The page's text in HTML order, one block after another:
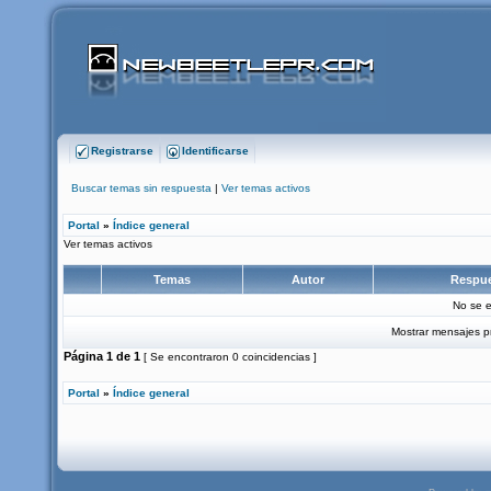
Registrarse Identificarse
Buscar temas sin respuesta | Ver temas activos
Portal » Índice general
Ver temas activos
Temas Autor
No se
Mostrar mensajes
Página 1 de 1 [ Se encontraron 0 coincidencias ]
Portal » Índice general